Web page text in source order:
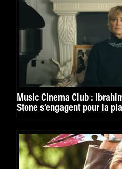
Music Cinema Club :
Stone s’engagent pour la